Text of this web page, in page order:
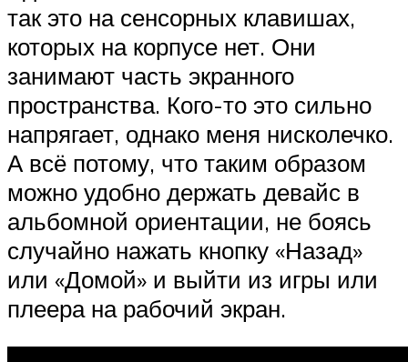
так это на сенсорных клавишах,
которых на корпусе нет. Они
занимают часть экранного
пространства. Кого-то это сильно
напрягает, однако меня нисколечко.
А всё потому, что таким образом
можно удобно держать девайс в
альбомной ориентации, не боясь
случайно нажать кнопку «Назад»
или «Домой» и выйти из игры или
плеера на рабочий экран.